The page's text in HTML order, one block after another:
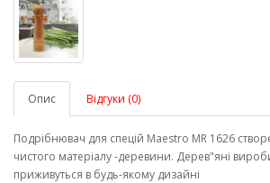
Опис Відгуки (0)
Подрібнювач для спецій Maestro MR 1626
чистого матеріалу -деревини. Дерев"яні
приживуться в будь-якому дизайні